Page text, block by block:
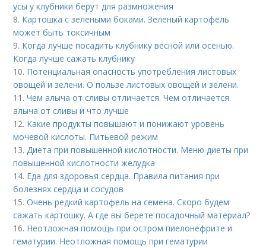
усы у клубники берут для размножения
8. Картошка с зелеными боками. Зеленый картофель
может быть токсичным
9. Когда лучше посадить клубнику весной или осенью.
Когда лучше сажать клубнику
10. Потенциальная опасность употребления листовых
овощей и зелени. О пользе листовых овощей и зелени.
11.Чем алыча от сливы отличается. Чем отличается
алыча от сливы и что лучше
12. Какие продукты повышают и понижают уровень
мочевой кислоты. Питьевой режим
13.Диета при повышенной кислотности. Меню диеты при
повышенной кислотности желудка
14. Еда для здоровья сердца. Правила питания при
болезнях сердца и сосудов
15.Очень редкий картофель на семена. Скоро будем
сажать картошку. А где вы берете посадочный материал?
16. Неотложная помощь при остром пиелонефрите и
гематурии. Неотложная помощь при гематурии